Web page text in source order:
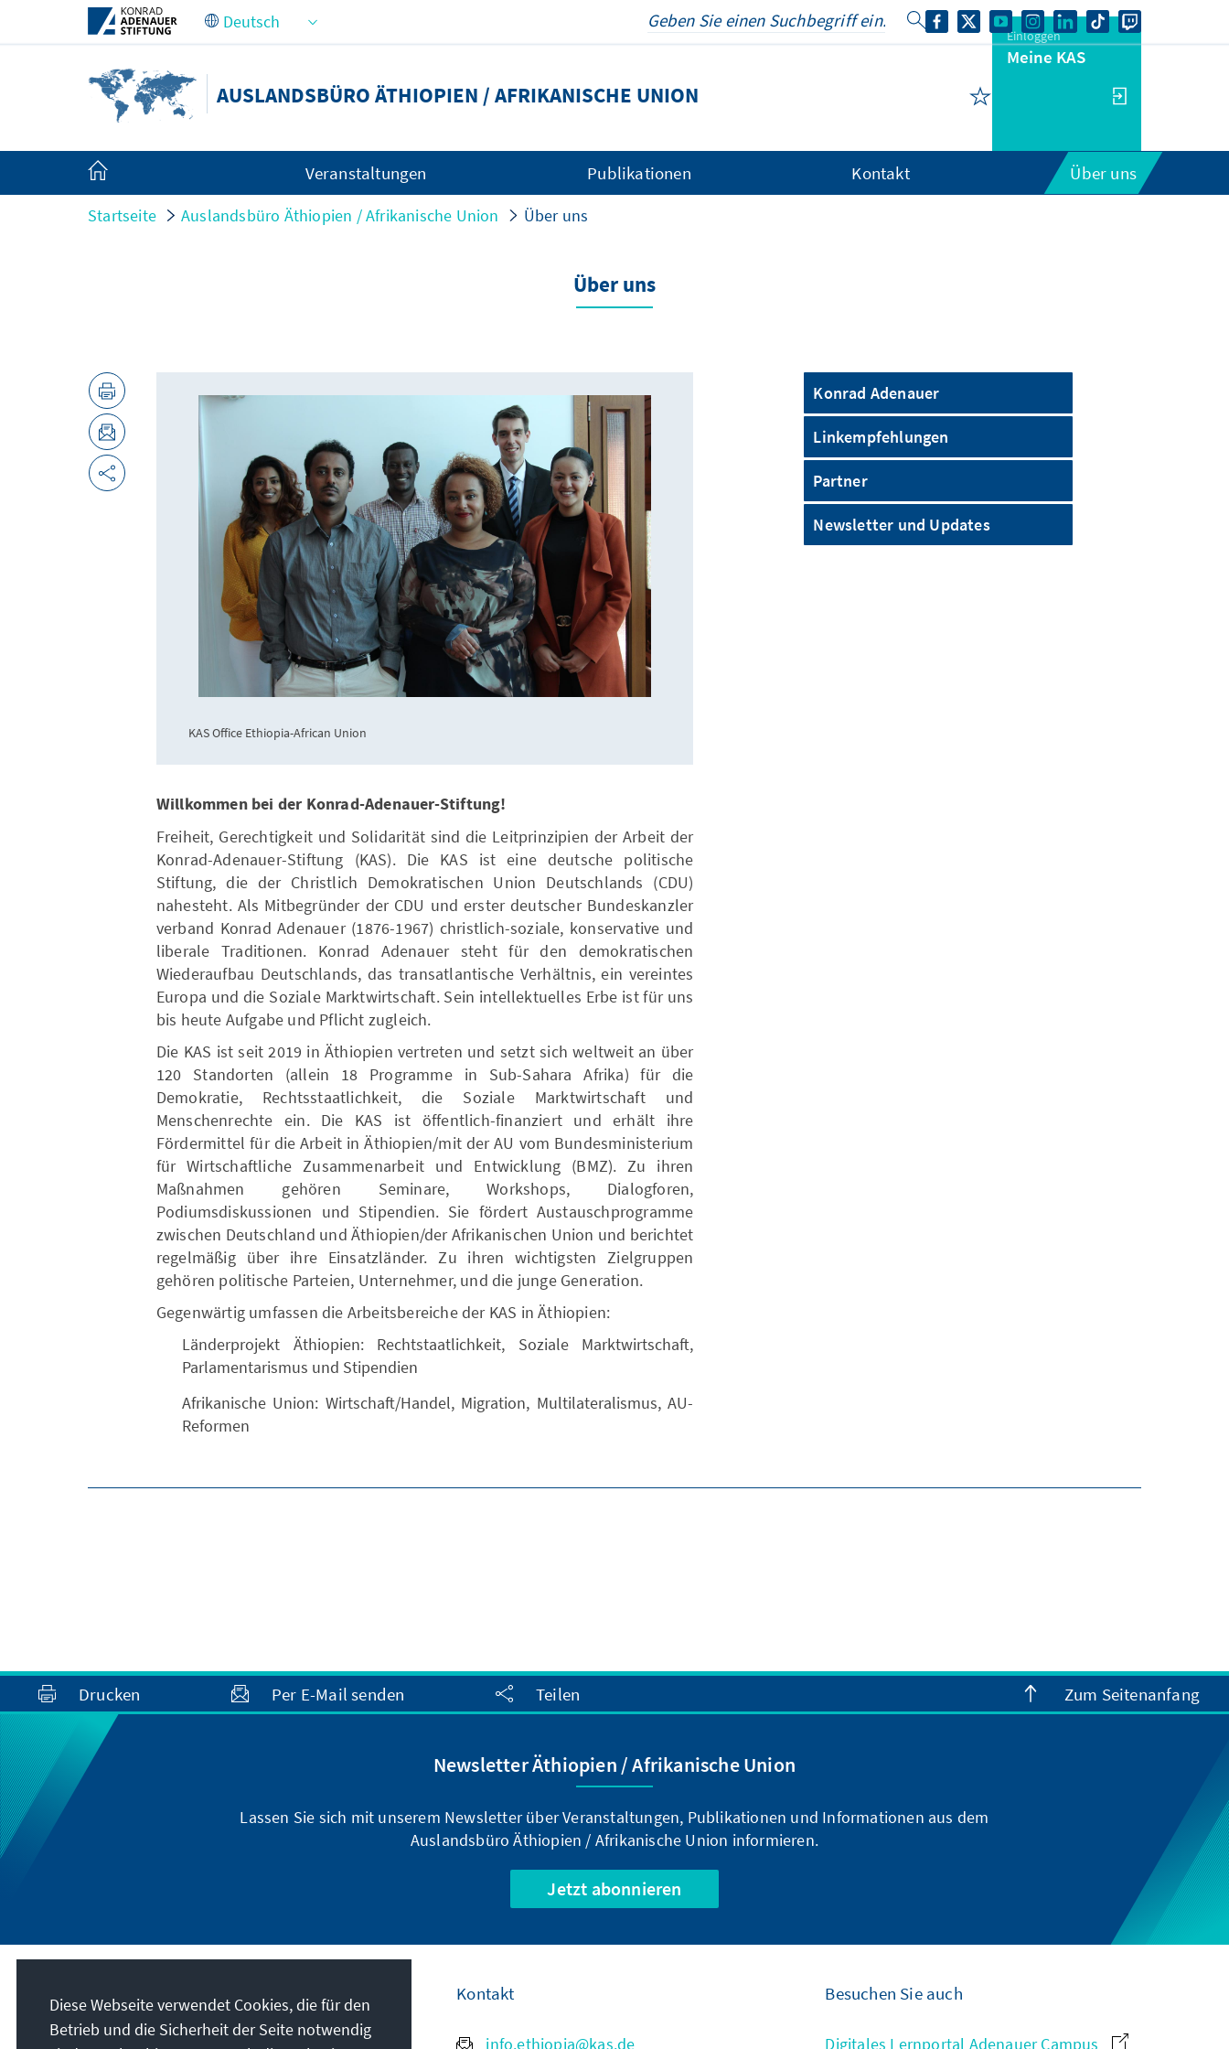
Zum Hauptinhalt springen
AUSLANDSBÜRO ÄTHIOPIEN / AFRIKANISCHE UNION
Einloggen
Meine KAS
Veranstaltungen Publikationen Kontakt Über uns
Startseite Auslandsbüro Äthiopien / Afrikanische Union Über uns
Über uns
KAS Office Ethiopia-African Union
Willkommen bei der Konrad-Adenauer-Stiftung!
Freiheit, Gerechtigkeit und Solidarität sind die Leitprinzipien der Arbeit der
Konrad-Adenauer-Stiftung (KAS). Die KAS ist eine deutsche politische
Stiftung, die der Christlich Demokratischen Union Deutschlands (CDU)
nahesteht. Als Mitbegründer der CDU und erster deutscher Bundeskanzler
verband Konrad Adenauer (1876-1967) christlich-soziale, konservative und
liberale Traditionen. Konrad Adenauer steht für den demokratischen
Wiederaufbau Deutschlands, das transatlantische Verhältnis, ein vereintes
Europa und die Soziale Marktwirtschaft. Sein intellektuelles Erbe ist für uns
bis heute Aufgabe und Pflicht zugleich.
Die KAS ist seit 2019 in Äthiopien vertreten und setzt sich weltweit an über
120 Standorten (allein 18 Programme in Sub-Sahara Afrika) für die
Demokratie, Rechtsstaatlichkeit, die Soziale Marktwirtschaft und
Menschenrechte ein. Die KAS ist öffentlich-finanziert und erhält ihre
Fördermittel für die Arbeit in Äthiopien/mit der AU vom Bundesministerium
für Wirtschaftliche Zusammenarbeit und Entwicklung (BMZ). Zu ihren
Maßnahmen gehören Seminare, Workshops, Dialogforen,
Podiumsdiskussionen und Stipendien. Sie fördert Austauschprogramme
zwischen Deutschland und Äthiopien/der Afrikanischen Union und berichtet
regelmäßig über ihre Einsatzländer. Zu ihren wichtigsten Zielgruppen
gehören politische Parteien, Unternehmer, und die junge Generation.
Gegenwärtig umfassen die Arbeitsbereiche der KAS in Äthiopien:
Länderprojekt Äthiopien: Rechtstaatlichkeit, Soziale Marktwirtschaft,
Parlamentarismus und Stipendien
Afrikanische Union: Wirtschaft/Handel, Migration, Multilateralismus, AU-
Reformen
Konrad Adenauer
Linkempfehlungen
Partner
Newsletter und Updates
Drucken Per E-Mail senden Teilen Zum Seitenanfang
Newsletter Äthiopien / Afrikanische Union
Lassen Sie sich mit unserem Newsletter über Veranstaltungen, Publikationen und Informationen aus dem
Auslandsbüro Äthiopien / Afrikanische Union informieren.
Jetzt abonnieren
Anschrift
Konrad-Adenauer-Stiftung e.V.
Kontakt
info.ethiopia@kas.de
Besuchen Sie auch
Digitales Lernportal Adenauer Campus
Diese Webseite verwendet Cookies, die für den
Betrieb und die Sicherheit der Seite notwendig